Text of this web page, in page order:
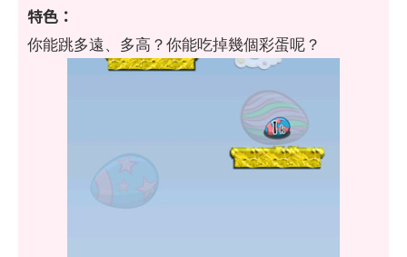
特色：
你能跳多遠、多高？你能吃掉幾個彩蛋呢？